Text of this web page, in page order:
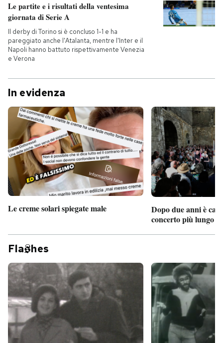
Le partite e i risultati della ventesima
giornata di Serie A
Il derby di Torino si è concluso 1-1 e ha
pareggiato anche l'Atalanta, mentre l'Inter e il
Napoli hanno battuto rispettivamente Venezia
e Verona
In evidenza
Le creme solari spiegate male
Dopo due anni è
concerto più lungo
Fla hes